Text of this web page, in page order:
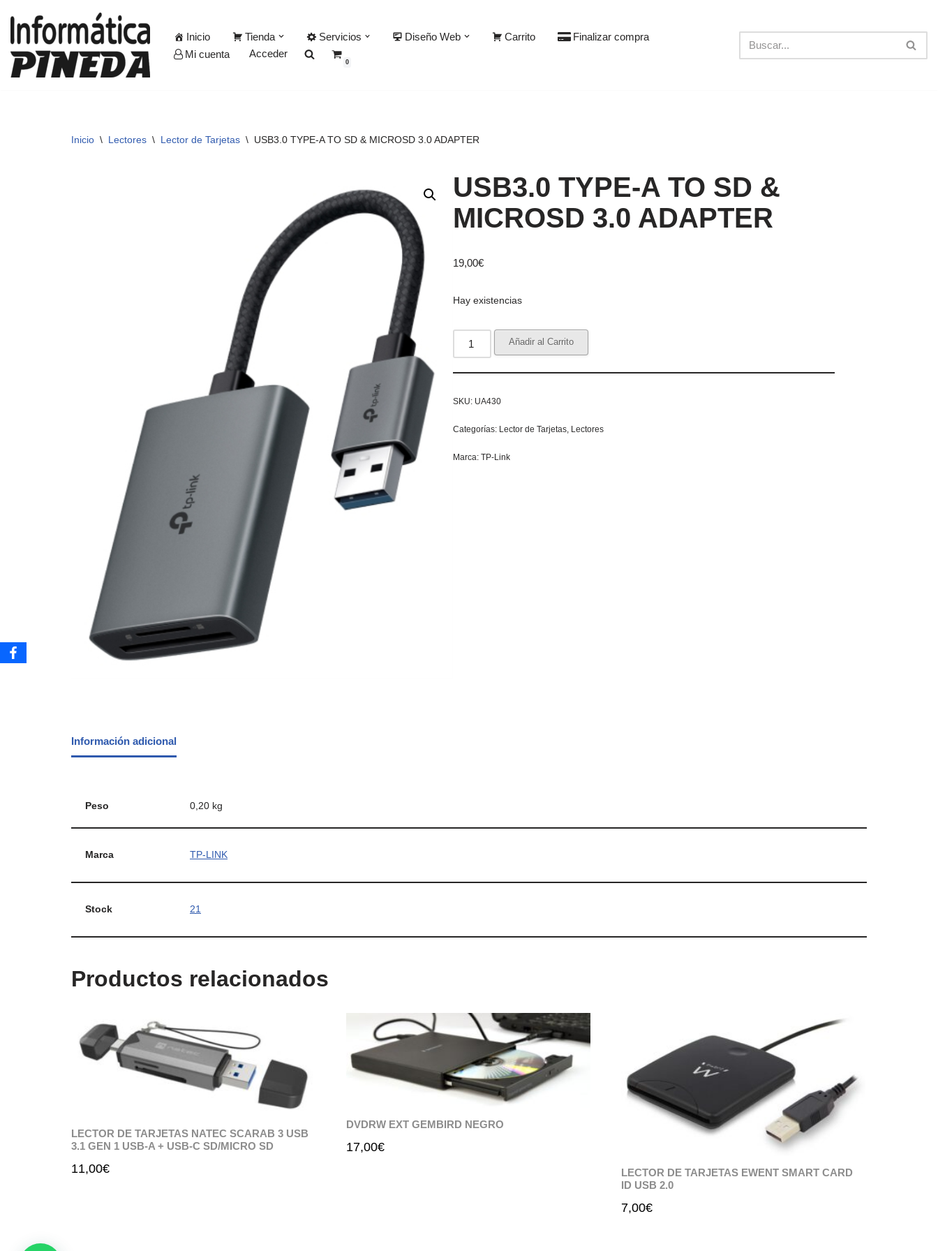
Saltar
al
contenido
Inicio Tienda Servicios Diseño Web Carrito
Finalizar compra
Mi cuenta
Acceder
0
Inicio \ Lectores \ Lector de Tarjetas \ USB3.0 TYPE-A TO SD & MICROSD 3.0 ADAPTER
USB3.0 TYPE-A TO SD &
MICROSD 3.0 ADAPTER
19,00€
Hay existencias
Añadir al Carrito
SKU: UA430
Categorías: Lector de Tarjetas, Lectores
Marca:TP-Link
Información adicional
Peso 0,20 kg
Marca TP-LINK
Stock 21
Productos relacionados
LECTOR DE TARJETAS NATEC SCARAB 3 USB
3.1 GEN 1 USB-A + USB-C SD/MICRO SD
11,00€
DVDRW EXT GEMBIRD NEGRO
17,00€
LECTOR DE TARJETAS EWENT SMART CARD
ID USB 2.0
7,00€